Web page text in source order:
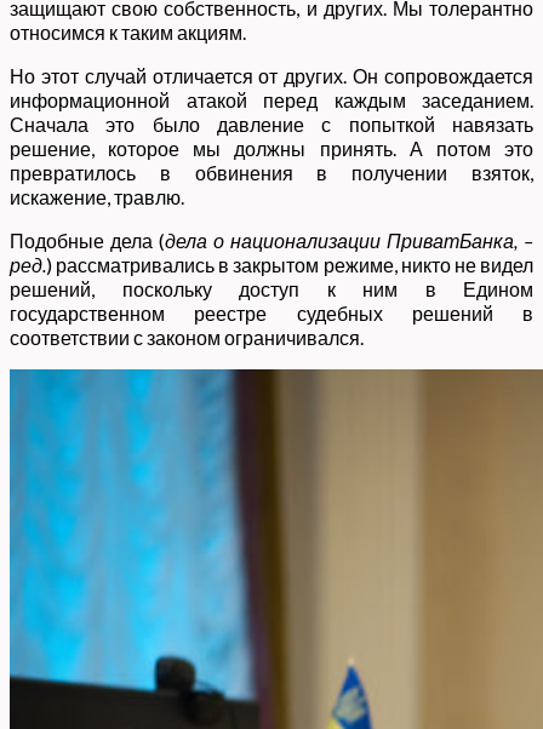
защищают свою собственность, и других. Мы толерантно
относимся к таким акциям.
Но этот случай отличается от других. Он сопровождается
информационной атакой перед каждым заседанием.
Сначала это было давление с попыткой навязать
решение, которое мы должны принять. А потом это
превратилось в обвинения в получении взяток,
искажение, травлю.
Подобные дела (дела о национализации ПриватБанка, –
ред.) рассматривались в закрытом режиме, никто не видел
решений, поскольку доступ к ним в Едином
государственном реестре судебных решений в
соответствии с законом ограничивался.